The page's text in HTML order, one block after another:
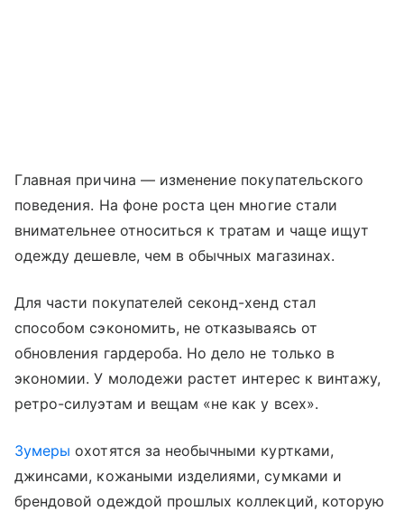
Главная причина — изменение покупательского
поведения. На фоне роста цен многие стали
внимательнее относиться к тратам и чаще ищут
одежду дешевле, чем в обычных магазинах.
Для части покупателей секонд-хенд стал
способом сэкономить, не отказываясь от
обновления гардероба. Но дело не только в
экономии. У молодежи растет интерес к винтажу,
ретро-силуэтам и вещам «не как у всех».
Зумеры охотятся за необычными куртками,
джинсами, кожаными изделиями, сумками и
брендовой одеждой прошлых коллекций, которую